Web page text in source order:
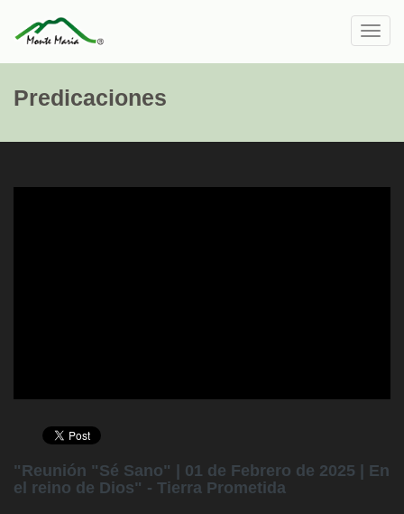
Predicaciones
"Reunión "Sé Sano" | 01 de Febrero de 2025 | En
el reino de Dios" - Tierra Prometida